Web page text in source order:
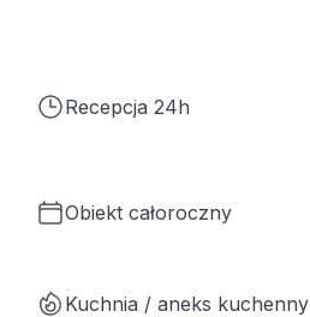
Recepcja 24h
Obiekt całoroczny
Kuchnia / aneks kuchenny